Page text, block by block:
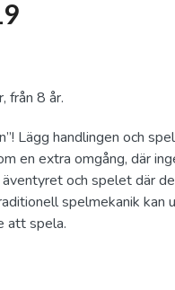
från 8 år.
Lägg handlingen och
en extra omgång, där
och spelet där
spelmekanik
att spela.